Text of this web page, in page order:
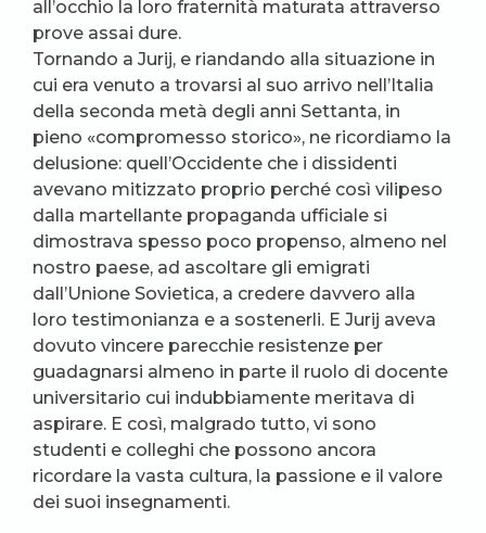
all’occhio la loro fraternità maturata attraverso
prove assai dure.
Tornando a Jurij, e riandando alla situazione in
cui era venuto a trovarsi al suo arrivo nell’Italia
della seconda metà degli anni Settanta, in
pieno «compromesso storico», ne ricordiamo la
delusione: quell’Occidente che i dissidenti
avevano mitizzato proprio perché così vilipeso
dalla martellante propaganda ufficiale si
dimostrava spesso poco propenso, almeno nel
nostro paese, ad ascoltare gli emigrati
dall’Unione Sovietica, a credere davvero alla
loro testimonianza e a sostenerli. E Jurij aveva
dovuto vincere parecchie resistenze per
guadagnarsi almeno in parte il ruolo di docente
universitario cui indubbiamente meritava di
aspirare. E così, malgrado tutto, vi sono
studenti e colleghi che possono ancora
ricordare la vasta cultura, la passione e il valore
dei suoi insegnamenti.